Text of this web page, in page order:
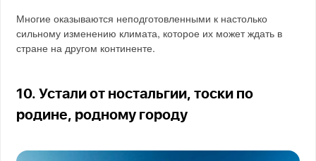
Многие оказываются неподготовленными к настолько
сильному изменению климата, которое их может ждать в
стране на другом континенте.
10. Устали от ностальгии, тоски по
родине, родному городу